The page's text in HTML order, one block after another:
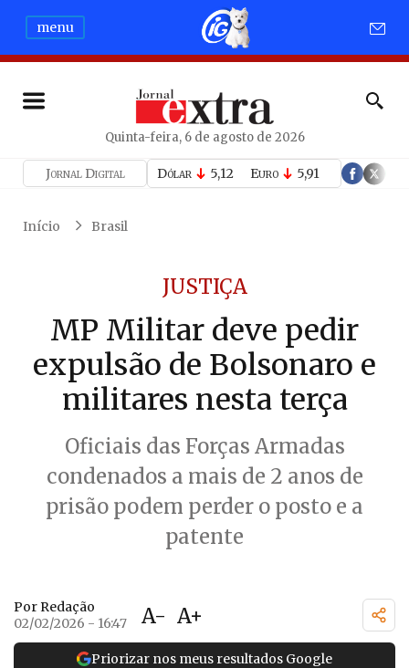
menu
Quinta-feira, 6 de agosto de 2026
Jornal Digital Dólar 5,12 Euro 5,91
Início Brasil
JUSTIÇA
MP Militar deve pedir
expulsão de Bolsonaro e
militares nesta terça
Oficiais das Forças Armadas
condenados a mais de 2 anos de
prisão podem perder o posto e a
patente
Por Redação
02/02/2026 - 16:47
A- A+
Priorizar nos meus resultados Google